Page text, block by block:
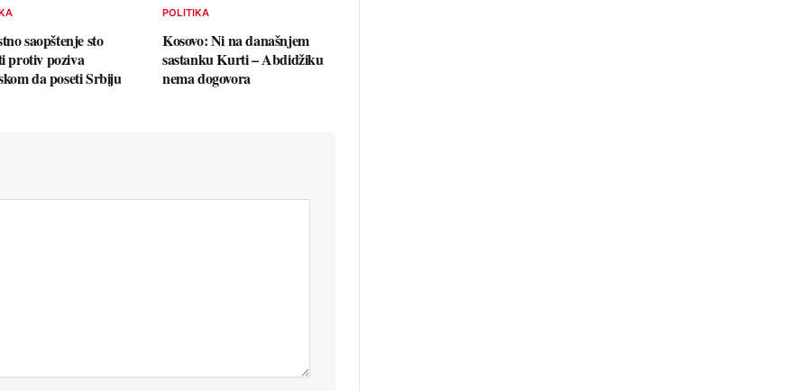
saopštenje sto
protiv poziva
da poseti Srbiju
POLITIKA
Kosovo: Ni na današnjem
sastanku Kurti – Abdidžiku
nema dogovora